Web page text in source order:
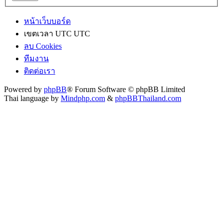
หน้าเว็บบอร์ด
เขตเวลา UTC UTC
ลบ Cookies
ทีมงาน
ติดต่อเรา
Powered by phpBB® Forum Software © phpBB Limited
Thai language by Mindphp.com & phpBBThailand.com